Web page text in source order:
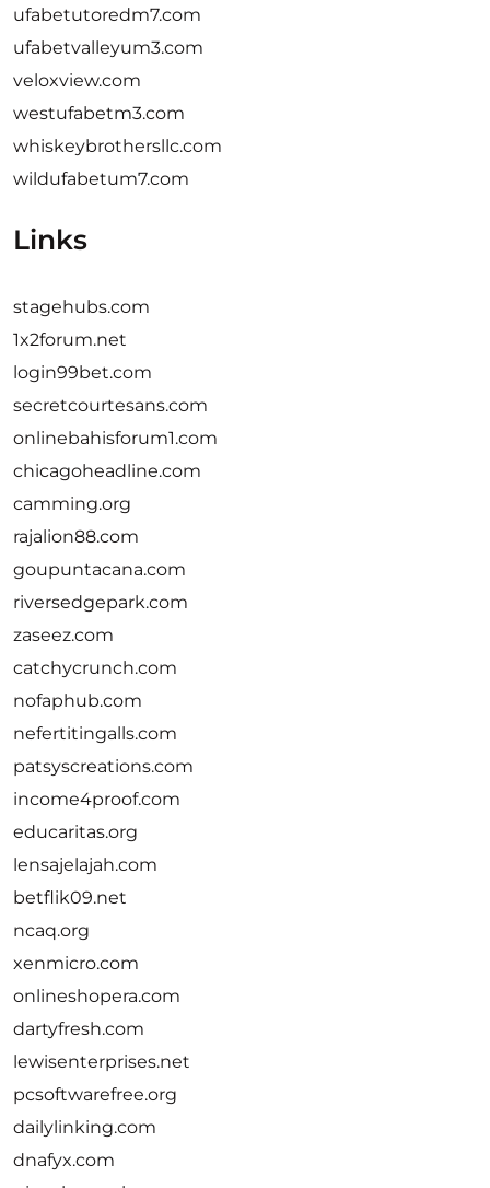
ufabetutoredm7.com
ufabetvalleyum3.com
veloxview.com
westufabetm3.com
whiskeybrothersllc.com
wildufabetum7.com
Links
stagehubs.com
1x2forum.net
login99bet.com
secretcourtesans.com
onlinebahisforum1.com
chicagoheadline.com
camming.org
rajalion88.com
goupuntacana.com
riversedgepark.com
zaseez.com
catchycrunch.com
nofaphub.com
nefertitingalls.com
patsyscreations.com
income4proof.com
educaritas.org
lensajelajah.com
betflik09.net
ncaq.org
xenmicro.com
onlineshopera.com
dartyfresh.com
lewisenterprises.net
pcsoftwarefree.org
dailylinking.com
dnafyx.com